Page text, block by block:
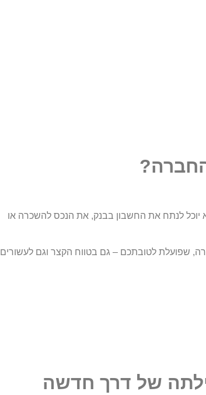
לנתח את החשבון בבנק, את הנכס להשכרה או
שפועלת לטובתכם – גם בטווח הקצר וגם לעשורים
של דרך חדשה